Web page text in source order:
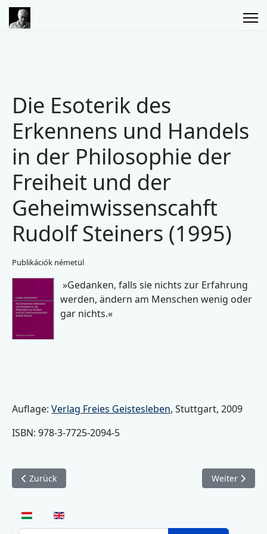
Die Esoterik des
Erkennens und Handels
in der Philosophie der
Freiheit und der
Geheimwissenscahft
Rudolf Steiners (1995)
Publikációk németül
»Gedanken, falls sie nichts zur Erfahrung
werden, ändern am Menschen wenig oder
gar nichts.«
Auflage: Verlag Freies Geistesleben, Stuttgart, 2009
ISBN: 978-3-7725-2094-5
Vorheriger Beitrag: Die Erneuerung des Heiligen Geistes
Zurück Nächster
Weiter
Sprache auswählen